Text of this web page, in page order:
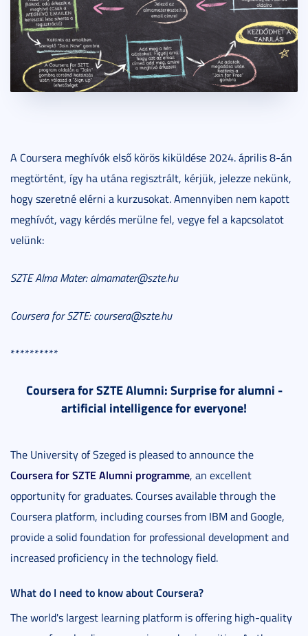
A Coursera meghívók első körös kiküldése 2024. április 8-án
megtörtént, így ha utána regisztrált, kérjük, jelezze nekünk,
hogy szeretné elérni a kurzusokat. Amennyiben nem kapott
meghívót, vagy kérdés merülne fel, vegye fel a kapcsolatot
velünk:
SZTE Alma Mater: almamater@szte.hu
Coursera for SZTE: coursera@szte.hu
**********
Coursera for SZTE Alumni: Surprise for alumni -
artificial intelligence for everyone!
The University of Szeged is pleased to announce the
Coursera for SZTE Alumni programme, an excellent
opportunity for graduates. Courses available through the
Coursera platform, including courses from IBM and Google,
provide a solid foundation for professional development and
increased proficiency in the technology field.
What do I need to know about Coursera?
The world's largest learning platform is offering high-quality